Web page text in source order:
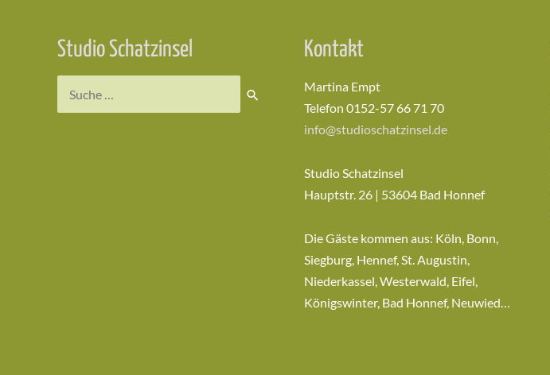
Studio Schatzinsel Kontakt
Martina Empt
Telefon 0152-57 66 71 70
info@studioschatzinsel.de
Studio Schatzinsel
Hauptstr. 26 | 53604 Bad Honnef
Die Gäste kommen aus: Köln, Bonn,
Siegburg, Hennef, St. Augustin,
Niederkassel, Westerwald, Eifel,
Königswinter, Bad Honnef, Neuwied…